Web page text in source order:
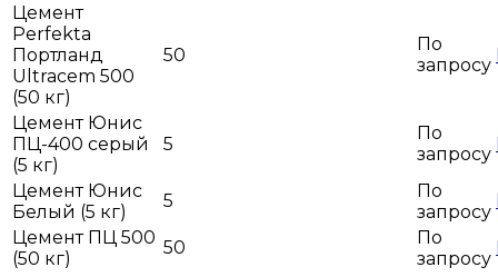
Цемент
Perfekta
Портланд
Ultracem 500
(50 кг)
50
По
запросу
Цемент Юнис
ПЦ-400 серый
(5 кг)
5
По
запросу
Цемент Юнис
Белый (5 кг)
5
По
запросу
Цемент ПЦ 500
(50 кг)
50
По
запросу